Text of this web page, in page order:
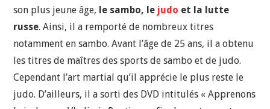
son plus jeune âge, le sambo, le judo et la lutte
russe. Ainsi, il a remporté de nombreux titres
notamment en sambo. Avant l’âge de 25 ans, il a obtenu
les titres de maîtres des sports de sambo et de judo.
Cependant l’art martial qu’il apprécie le plus reste le
judo. D’ailleurs, il a sorti des DVD intitulés « Apprenons